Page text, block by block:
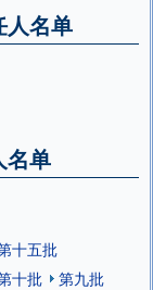
人名单
名单
十五批
十批
第九批